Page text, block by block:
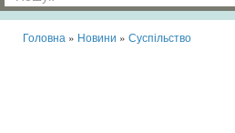
Головна » Новини » Суспільство